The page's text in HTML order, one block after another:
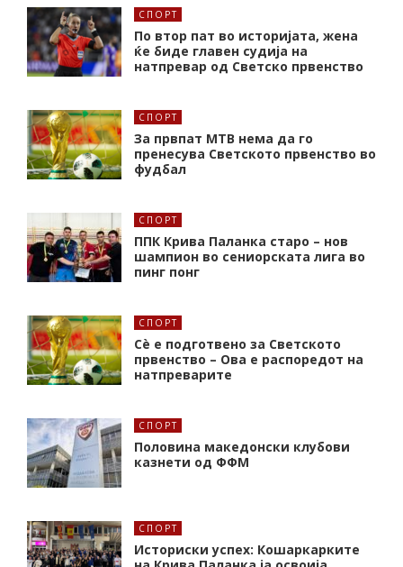
СПОРТ
По втор пат во историјата, жена
ќе биде главен судија на
натпревар од Светско првенство
СПОРТ
За првпат МТВ нема да го
пренесува Светското првенство во
фудбал
СПОРТ
ППК Крива Паланка старо – нов
шампион во сениорската лига во
пинг понг
СПОРТ
Сè е подготвено за Светското
првенство – Ова е распоредот на
натпреварите
СПОРТ
Половина македонски клубови
казнети од ФФМ
СПОРТ
Историски успех: Кошаркарките